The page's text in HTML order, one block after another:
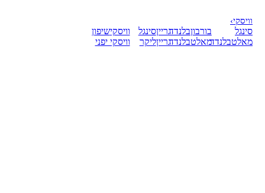
וויסקי›
סינגל
מאלטבלנדד
בורבוןבלנדד
מאלטבלנדד
גרייןסינגל
גרייןליקר
וויסקישיפון
וויסקי יפני